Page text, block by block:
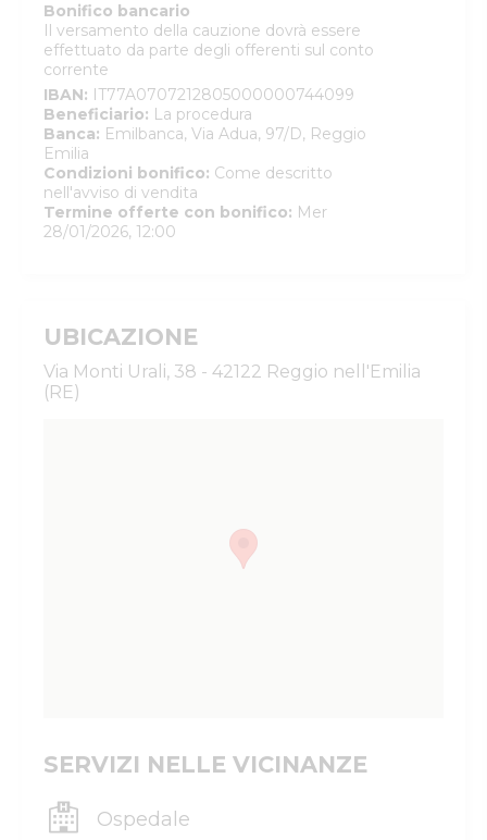
Bonifico bancario
Il versamento della cauzione dovrà essere
effettuato da parte degli offerenti sul conto
corrente
IBAN: IT77A0707212805000000744099
Beneficiario: La procedura
Banca: Emilbanca, Via Adua, 97/D, Reggio
Emilia
Condizioni bonifico: Come descritto
nell'avviso di vendita
Termine offerte con bonifico: Mer
28/01/2026, 12:00
UBICAZIONE
Via Monti Urali, 38 - 42122 Reggio nell'Emilia
(RE)
SERVIZI NELLE VICINANZE
Ospedale